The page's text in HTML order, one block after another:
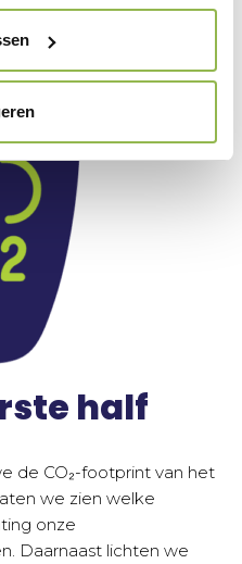
half
de CO₂-footprint van het
we zien welke
onze
Daarnaast lichten we